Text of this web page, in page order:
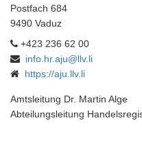
Postfach 684
9490 Vaduz
+423 236 62 00
info.hr.aju@llv.li
https://aju.llv.li
Amtsleitung Dr. Martin Alge
Abteilungsleitung